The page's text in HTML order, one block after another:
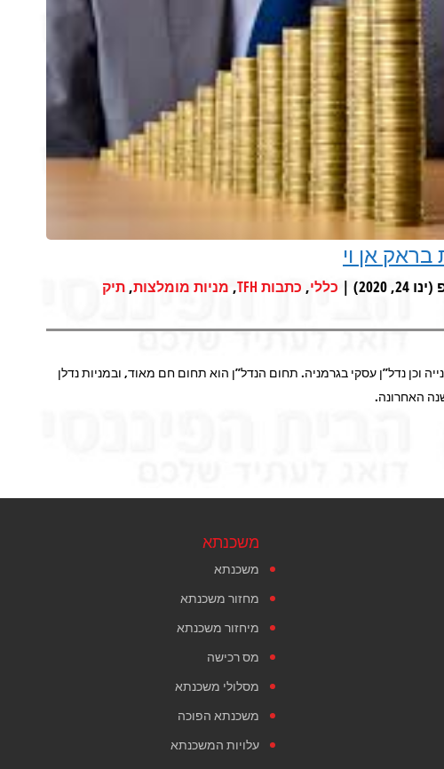
אן וי
| כללי, כתבות TFH , מניות מומלצות, תיק
וכן נדל”ן עסקי בגרמניה. תחום הנדל”ן הוא תחום חם מאוד, ובמניות נדלן
האחרונה.
משכנתא
משכנתא
מחזור משכנתא
מיחזור משכנתא
מס רכישה
מסלולי משכנתא
משכנתא הפוכה
עלויות המשכנתא